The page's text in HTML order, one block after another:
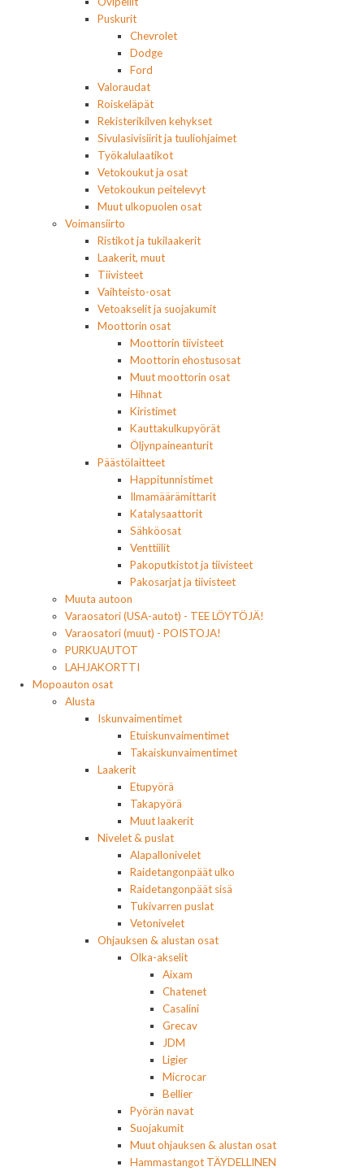
Puskurit
Chevrolet
Dodge
Ford
Valoraudat
Roiskeläpät
Rekisterikilven kehykset
Sivulasivisiirit ja tuuliohjaimet
Työkalulaatikot
Vetokoukut ja osat
Vetokoukun peitelevyt
Muut ulkopuolen osat
Voimansiirto
Ristikot ja tukilaakerit
Laakerit, muut
Tiivisteet
Vaihteisto-osat
Vetoakselit ja suojakumit
Moottorin osat
Moottorin tiivisteet
Moottorin ehostusosat
Muut moottorin osat
Hihnat
Kiristimet
Kauttakulkupyörät
Öljynpaineanturit
Päästölaitteet
Happitunnistimet
Ilmamäärämittarit
Katalysaattorit
Sähköosat
Venttiilit
Pakoputkistot ja tiivisteet
Pakosarjat ja tiivisteet
Muuta autoon
Varaosatori (USA-autot) - TEE LÖYTÖJÄ!
Varaosatori (muut) - POISTOJA!
PURKUAUTOT
LAHJAKORTTI
Mopoauton osat
Alusta
Iskunvaimentimet
Etuiskunvaimentimet
Takaiskunvaimentimet
Laakerit
Etupyörä
Takapyörä
Muut laakerit
Nivelet & puslat
Alapallonivelet
Raidetangonpäät ulko
Raidetangonpäät sisä
Tukivarren puslat
Vetonivelet
Ohjauksen & alustan osat
Olka-akselit
Aixam
Chatenet
Casalini
Grecav
JDM
Ligier
Microcar
Bellier
Pyörän navat
Suojakumit
Muut ohjauksen & alustan osat
Hammastangot TÄYDELLINEN